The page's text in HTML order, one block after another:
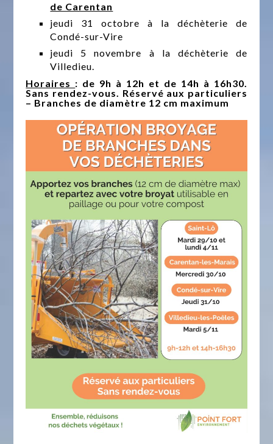
de Carentan
jeudi 31 octobre à la déchèterie de
Condé-sur-Vire
jeudi 5 novembre à la déchèterie de
Villedieu.
Horaires : de 9h à 12h et de 14h à 16h30.
Sans rendez-vous. Réservé aux particuliers
– Branches de diamètre 12 cm maximum